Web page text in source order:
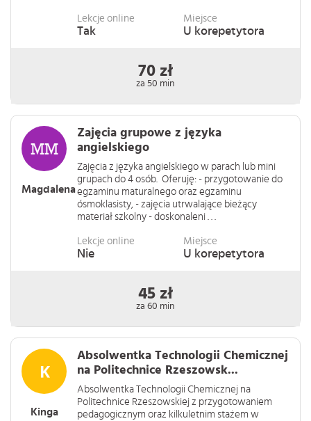
Lekcje online
Tak
Miejsce
U korepetytora
70 zł
za 50 min
Magdalena
Zajęcia grupowe z języka
angielskiego
Zajęcia z języka angielskiego w parach lub mini
grupach do 4 osób. Oferuję: - przygotowanie do
egzaminu maturalnego oraz egzaminu
ósmoklasisty, - zajęcia utrwalające bieżący
materiał szkolny - doskonaleni . . .
Lekcje online
Nie
Miejsce
U korepetytora
45 zł
za 60 min
Kinga
Absolwentka Technologii Chemicznej
na Politechnice Rzeszowsk...
Absolwentka Technologii Chemicznej na
Politechnice Rzeszowskiej z przygotowaniem
pedagogicznym oraz kilkuletnim stażem w